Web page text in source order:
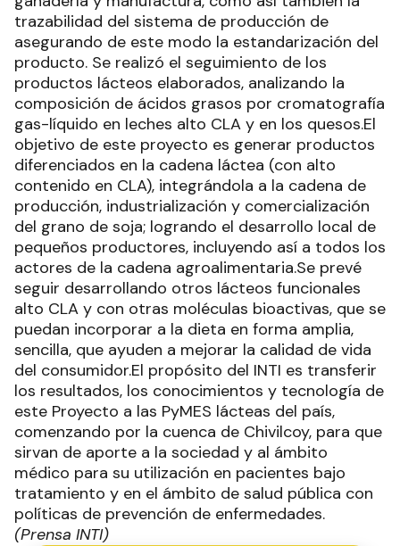
trazabilidad del sistema de producción de
asegurando de este modo la estandarización del
producto. Se realizó el seguimiento de los
productos lácteos elaborados, analizando la
composición de ácidos grasos por cromatografía
gas-líquido en leches alto CLA y en los quesos.El
objetivo de este proyecto es generar productos
diferenciados en la cadena láctea (con alto
contenido en CLA), integrándola a la cadena de
producción, industrialización y comercialización
del grano de soja; logrando el desarrollo local de
pequeños productores, incluyendo así a todos los
actores de la cadena agroalimentaria.Se prevé
seguir desarrollando otros lácteos funcionales
alto CLA y con otras moléculas bioactivas, que se
puedan incorporar a la dieta en forma amplia,
sencilla, que ayuden a mejorar la calidad de vida
del consumidor.El propósito del INTI es transferir
los resultados, los conocimientos y tecnología de
este Proyecto a las PyMES lácteas del país,
comenzando por la cuenca de Chivilcoy, para que
sirvan de aporte a la sociedad y al ámbito
médico para su utilización en pacientes bajo
tratamiento y en el ámbito de salud pública con
políticas de prevención de enfermedades.
(Prensa INTI)